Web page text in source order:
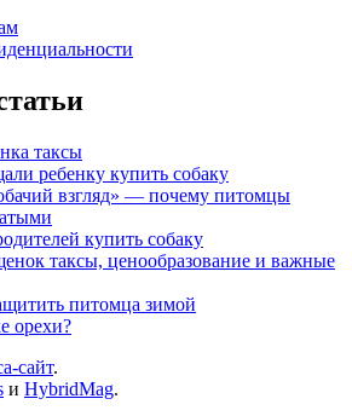
таксы
ребенку купить собаку
взгляд» — почему питомцы
купить собаку
таксы, ценообразование и важные
питомца зимой
орехи?
сайт.
и HybridMag.